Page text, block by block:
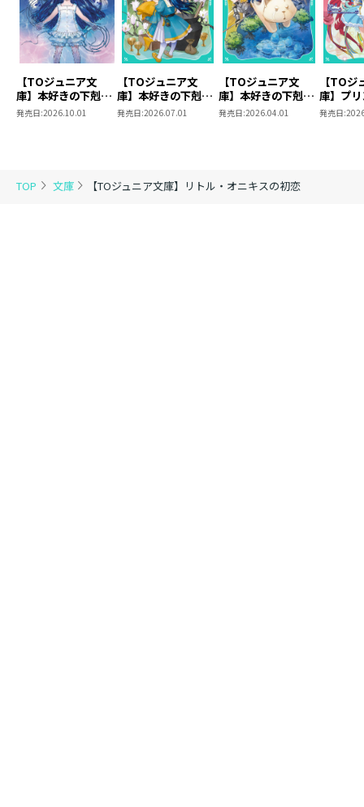
TOP 文庫 【TOジュニア文庫】リトル・オニキスの初恋
【TOジュニア文
庫】本好きの下剋
上 第三部 領主の
発売日:2026.10.01
【TOジュニア文
庫】本好きの下剋
上 第三部 領主の
発売日:2026.07.01
【TOジュニア文
庫】本好きの下剋
上 第三部 領主の
発売日:2026.04.01
【TOジ
庫】プ
ン・オ
発売日: